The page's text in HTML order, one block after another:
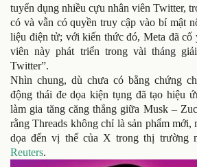
tuyển dụng nhiều cựu nhân viên Twitter,
có và vẫn có quyền truy cập vào bí mật
liệu điện tử; với kiến thức đó, Meta đã cố
viên này phát triển trong vài tháng
Twitter”.
Nhìn chung, dù chưa có bằng chứng
động thái đe dọa kiện tụng đã tạo hiệu
làm gia tăng căng thẳng giữa Musk –
rằng Threads không chỉ là sản phẩm mới,
dọa đến vị thế của X trong thị trường
Reuters.